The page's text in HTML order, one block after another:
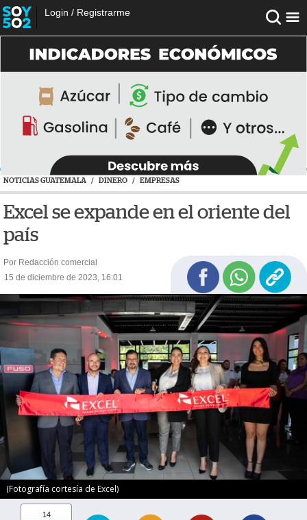
Login / Registrarme
NOTICIAS GUATEMALA / DINERO / EMPRESAS
Excel se expande en el oriente del
país
Por Redacción comercial
15 de diciembre de 2023, 16:01
(Fotografía cortesía de Excel)
14